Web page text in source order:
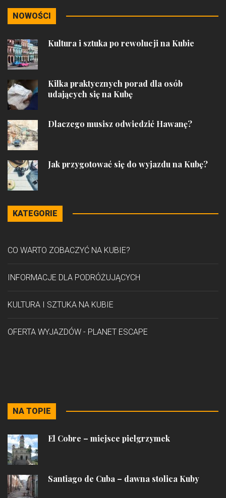
NOWOŚCI
Kultura i sztuka po rewolucji na Kubie
Kilka praktycznych porad dla osób
udających się na Kubę
Dlaczego musisz odwiedzić Hawanę?
Jak przygotować się do wyjazdu na Kubę?
KATEGORIE
CO WARTO ZOBACZYĆ NA KUBIE?
INFORMACJE DLA PODRÓŻUJĄCYCH
KULTURA I SZTUKA NA KUBIE
OFERTA WYJAZDÓW - PLANET ESCAPE
NA TOPIE
El Cobre – miejsce pielgrzymek
Santiago de Cuba – dawna stolica Kuby